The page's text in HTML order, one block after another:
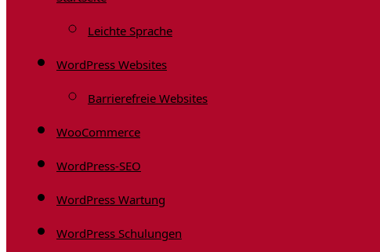
Leichte Sprache
WordPress Websites
Barrierefreie Websites
WooCommerce
WordPress-SEO
WordPress Wartung
WordPress Schulungen